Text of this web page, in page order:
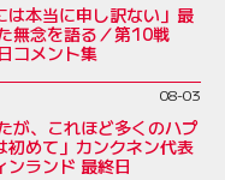
は本当に申し訳ない」最
無念を語る／第10戦
コメント集
08-03
が、これほど多くのハプ
初めて」カンクネン代表
ンランド 最終日